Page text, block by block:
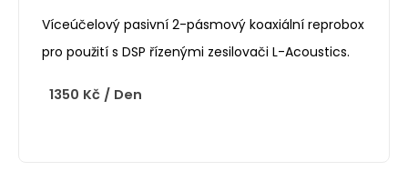
Víceúčelový pasivní 2-pásmový koaxiální reprobox
pro použití s DSP řízenými zesilovači L-Acoustics.
1350 Kč / Den